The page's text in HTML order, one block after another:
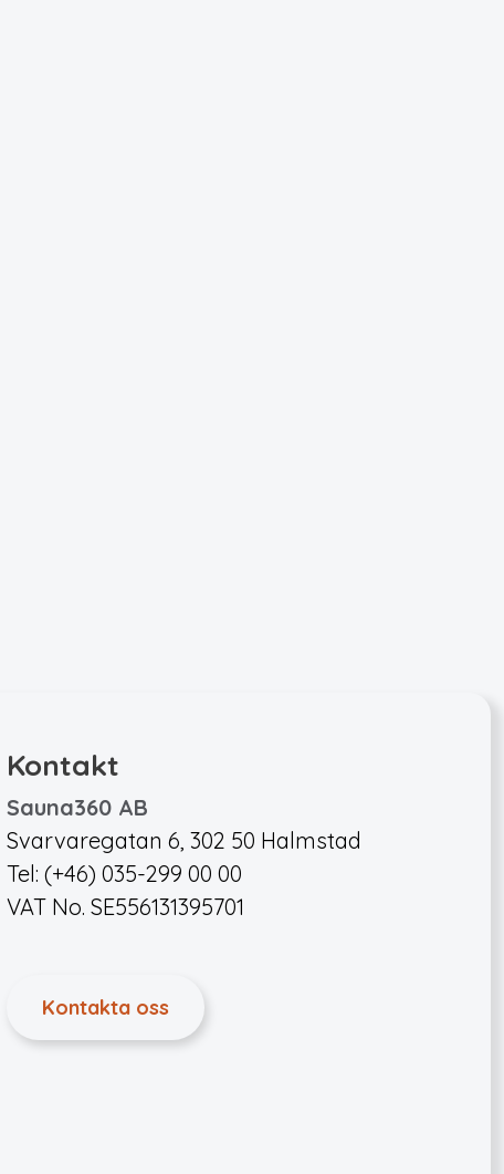
Kontakt
Sauna360 AB
Svarvaregatan 6, 302 50 Halmstad
Tel: (+46) 035-299 00 00
VAT No. SE556131395701
Kontakta oss